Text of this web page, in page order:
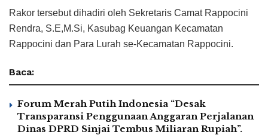
Rakor tersebut dihadiri oleh Sekretaris Camat Rappocini
Rendra, S.E,M.Si, Kasubag Keuangan Kecamatan
Rappocini dan Para Lurah se-Kecamatan Rappocini.
Baca:
Forum Merah Putih Indonesia “Desak
Transparansi Penggunaan Anggaran Perjalanan
Dinas DPRD Sinjai Tembus Miliaran Rupiah”.